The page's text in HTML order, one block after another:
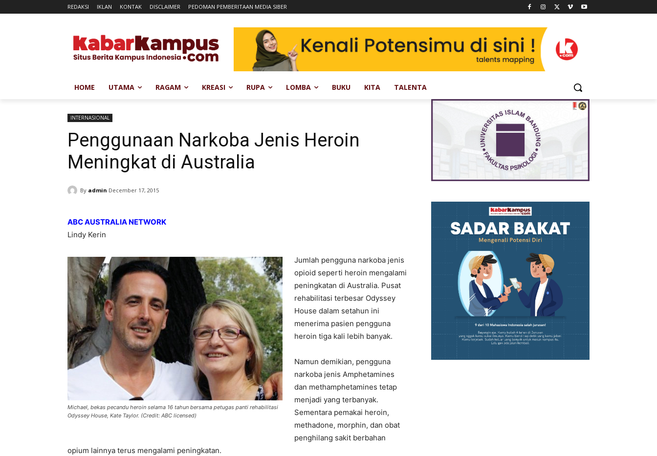
REDAKSI IKLAN KONTAK DISCLAIMER PEDOMAN PEMBERITAAN MEDIA SIBER
HOME UTAMA RAGAM KREASI RUPA LOMBA BUKU KITA TALENTA
INTERNASIONAL
Penggunaan Narkoba Jenis Heroin
Meningkat di Australia
By admin December 17, 2015
ABC AUSTRALIA NETWORK
Lindy Kerin
Michael, bekas pecandu heroin selama 16 tahun bersama petugas panti rehabilitasi
Odyssey House, Kate Taylor. (Credit: ABC licensed)
Jumlah pengguna narkoba jenis
opioid seperti heroin mengalami
peningkatan di Australia. Pusat
rehabilitasi terbesar Odyssey
House dalam setahun ini
menerima pasien pengguna
heroin tiga kali lebih banyak.
Namun demikian, pengguna
narkoba jenis Amphetamines
dan methamphetamines tetap
menjadi yang terbanyak.
Sementara pemakai heroin,
methadone, morphin, dan obat
penghilang sakit berbahan
opium lainnya terus mengalami peningkatan.